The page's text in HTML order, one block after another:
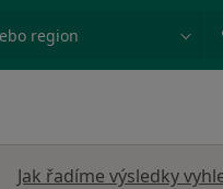
region
Jak řadíme výsledky